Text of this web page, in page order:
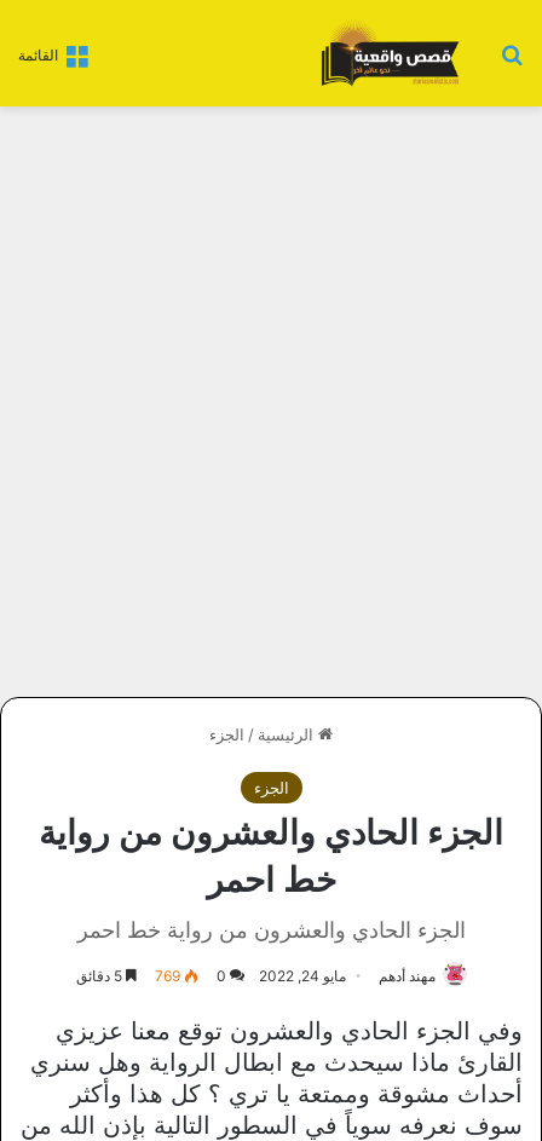
القائمة بحث عن
الرئيسية / الجزء
الجزء
الجزء الحادي والعشرون من رواية
خط احمر
الجزء الحادي والعشرون من رواية خط احمر
مهند أدهم مايو 24, 2022 0
769 5 دقائق
وفي الجزء الحادي والعشرون توقع معنا عزيزي
القارئ ماذا سيحدث مع ابطال الرواية وهل سنري
أحداث مشوقة وممتعة يا تري ؟ كل هذا وأكثر
سوف نعرفه سوياً في السطور التالية بإذن الله من